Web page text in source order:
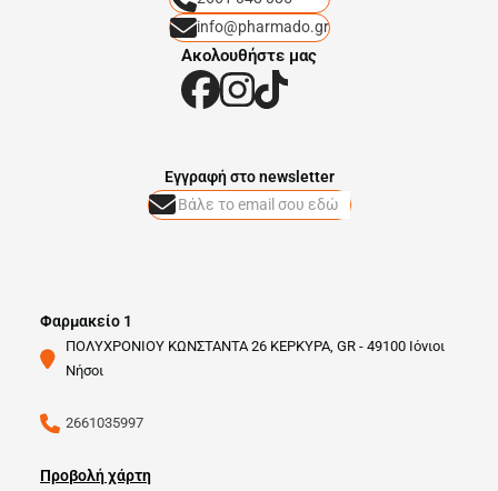
info@pharmado.gr
Ακολουθήστε μας
Φαρμακείο 1
ΠΟΛΥΧΡΟΝΙΟΥ ΚΩΝΣΤΑΝΤΑ 26 ΚΕΡΚΥΡΑ, GR - 49100 Ιόνιοι
Νήσοι
2661035997
Προβολή χάρτη
Eγγραφή στο newsletter